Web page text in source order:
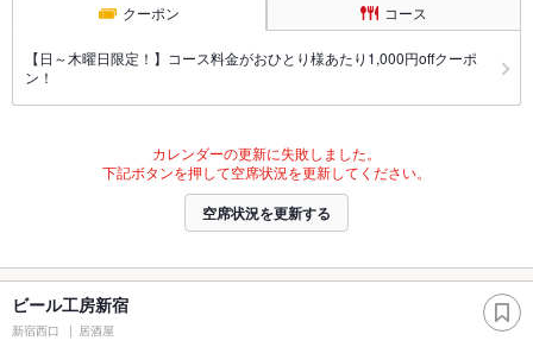
クーポン コース
【日～木曜日限定！】コース料金がおひとり様あたり1,000円offクーポ
ン！
カレンダーの更新に失敗しました。
下記ボタンを押して空席状況を更新してください。
空席状況を更新する
ビール工房新宿
新宿西口 居酒屋